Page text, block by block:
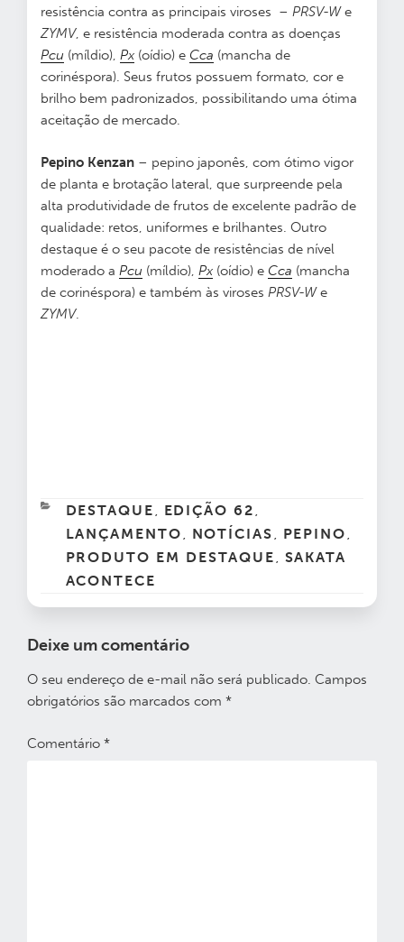
resistência contra as principais viroses – PRSV-We
ZYMV, e resistência moderada contra as doenças
Pcu (míldio), Px (oídio) e Cca (mancha de
corinéspora). Seus frutos possuem formato, cor e
brilho bem padronizados, possibilitando uma ótima
aceitação de mercado.
Pepino Kenzan – pepino japonês, com ótimo vigor
de planta e brotação lateral, que surpreende pela
alta produtividade de frutos de excelente padrão de
qualidade: retos, uniformes e brilhantes. Outro
destaque é o seu pacote de resistências de nível
moderado a Pcu (míldio), Px (oídio) e Cca (mancha
de corinéspora) e também às viroses PRSV-We
ZYMV.
CATEGORIAS
DESTAQUE , EDIÇÃO 62 ,
LANÇAMENTO , NOTÍCIAS , PEPINO ,
PRODUTO EM DESTAQUE , SAKATA
ACONTECE
Deixe um comentário
O seu endereço de e-mail não será publicado. Campos
obrigatórios são marcados com *
Comentário *